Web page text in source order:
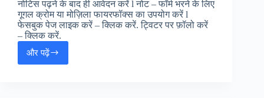
नोटिस पढ़ने के बाद ही आवेदन करें l नोट – फॉर्म भरने के लिए
गूगल क्रोम या मोज़िला फायरफॉक्स का उपयोग करें l
फेसबुक पेज लाइक करें – क्लिक करें. ट्विटर पर फ़ॉलो करें
– क्लिक करें.
और पढ़ेंहिमाचल
पुलिस